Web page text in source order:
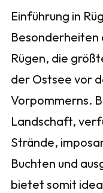
Einführung in
Besonderheiten
Rügen, die
der Ostsee vor
Vorpommerns.
Landschaft,
Strände,
Buchten und
bietet somit